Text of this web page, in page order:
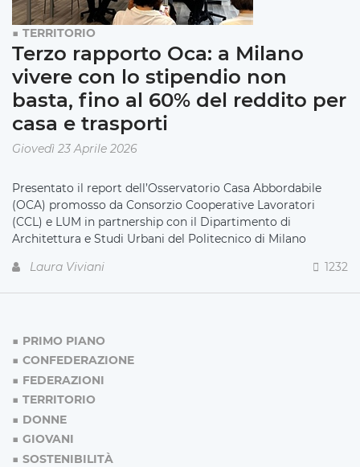
TERRITORIO
Terzo rapporto Oca: a Milano
vivere con lo stipendio non
basta, fino al 60% del reddito per
casa e trasporti
Giovedì 23 Aprile 2026
Presentato il report dell’Osservatorio Casa Abbordabile
(OCA) promosso da Consorzio Cooperative Lavoratori
(CCL) e LUM in partnership con il Dipartimento di
Architettura e Studi Urbani del Politecnico di Milano
Laura Viviani
1232
PRIMO PIANO
CONFEDERAZIONE
FEDERAZIONI
TERRITORIO
DONNE
GIOVANI
SOSTENIBILITÀ